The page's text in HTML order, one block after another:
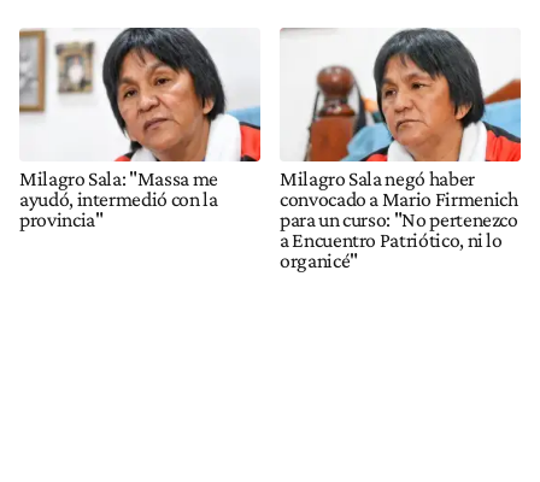
Milagro Sala: "Massa me
ayudó, intermedió con la
provincia"
Milagro Sala negó haber
convocado a Mario Firmenich
para un curso: "No pertenezco
a Encuentro Patriótico, ni lo
organicé"